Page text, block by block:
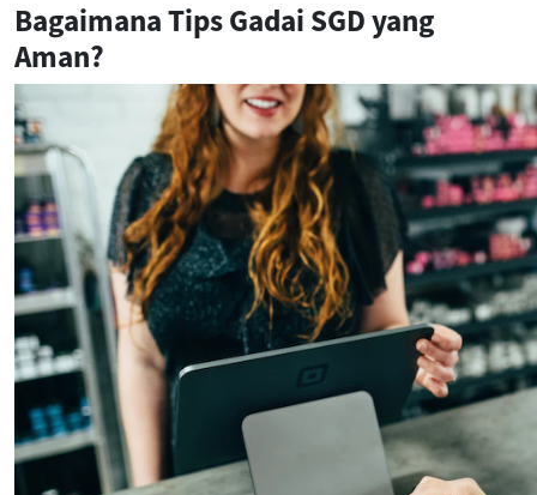
Bagaimana Tips Gadai SGD yang
Aman?